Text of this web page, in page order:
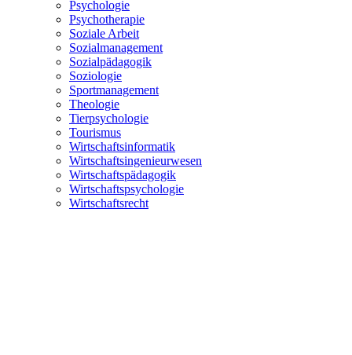
Psychologie
Psychotherapie
Soziale Arbeit
Sozialmanagement
Sozialpädagogik
Soziologie
Sportmanagement
Theologie
Tierpsychologie
Tourismus
Wirtschaftsinformatik
Wirtschaftsingenieurwesen
Wirtschaftspädagogik
Wirtschaftspsychologie
Wirtschaftsrecht